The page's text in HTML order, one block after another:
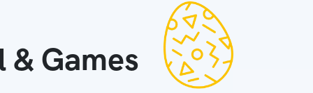
& Games